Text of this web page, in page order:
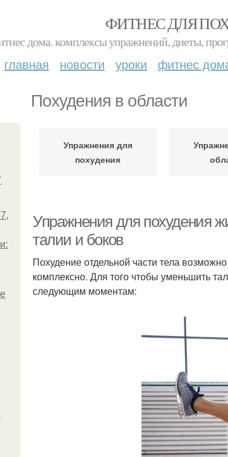
ФИТНЕС ДЛЯ
дома. комплексы упражнений, диеты,
главная новости уроки фитнес
Похудения в области
Упражнения для
похудения
Упражнения для похудения
талии и боков
Похудение отдельной части тела
комплексно. Для того чтобы уменьшить
следующим моментам: